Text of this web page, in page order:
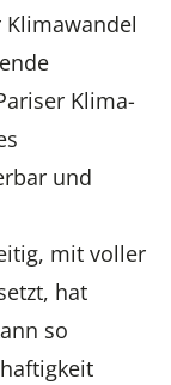
Klimawandel
Klima-
und
mit voller
hat
so